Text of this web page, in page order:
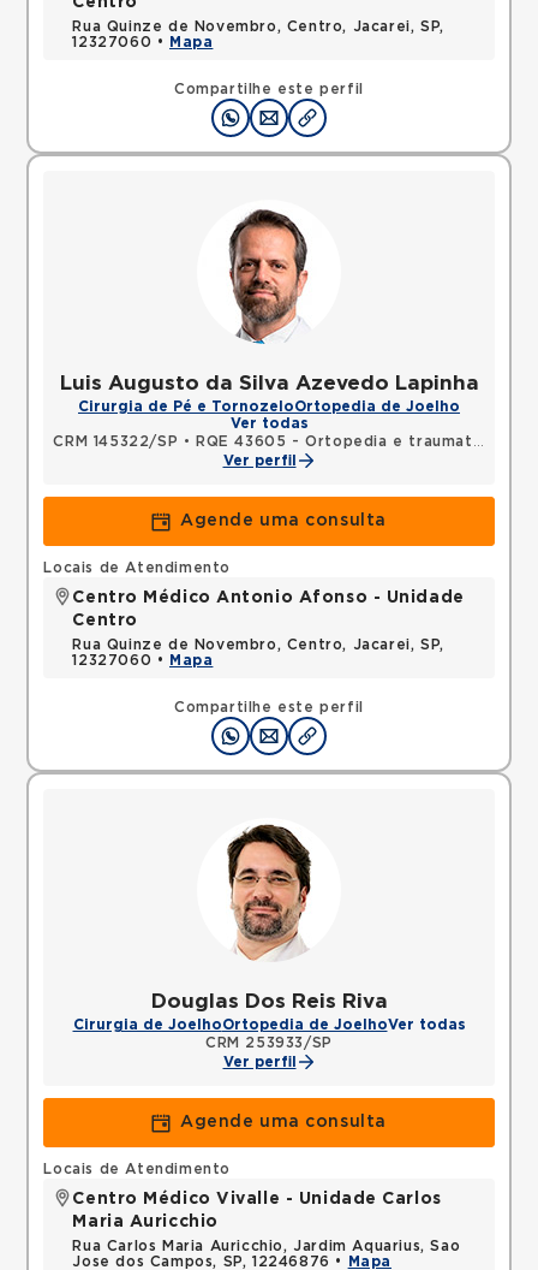
Compartilhe este perfil
Rua Quinze de Novembro, Centro, Jacarei, SP,
12327060 •
Mapa
Luis Augusto da Silva Azevedo Lapinha
Cirurgia de Pé e TornozeloOrtopedia de Joelho
Ver todas
CRM 145322/SP •
RQE 43605 - Ortopedia e traumatologia
Ver perfil
Agende uma consulta
Compartilhe este perfil
Locais de Atendimento
Centro Médico Antonio Afonso - Unidade
Centro
Rua Quinze de Novembro, Centro, Jacarei, SP,
12327060 •
Mapa
Douglas Dos Reis Riva
Cirurgia de JoelhoOrtopedia de JoelhoVer todas
CRM 253933/SP
Ver perfil
Agende uma consulta
Locais de Atendimento
Centro Médico Vivalle - Unidade Carlos
Maria Auricchio
Rua Carlos Maria Auricchio, Jardim Aquarius, Sao
Jose dos Campos, SP, 12246876 •
Mapa